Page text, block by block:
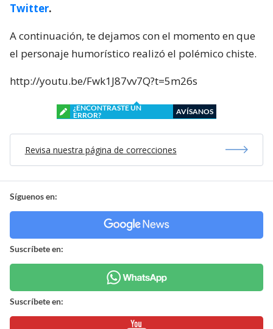
Twitter.
A continuación, te dejamos con el momento en que
el personaje humorístico realizó el polémico chiste.
http://youtu.be/Fwk1J87vv7Q?t=5m26s
¿ENCONTRASTE UN
ERROR?
AVÍSANOS
Revisa nuestra página de correcciones
Síguenos en:
Suscríbete en:
Suscríbete en: